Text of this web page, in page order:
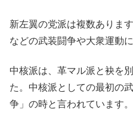
新左翼の党派は複数ありま
などの武装闘争や大衆運動
中核派は、革マル派と袂を
た。中核派としての最初の
争」の時と言われています